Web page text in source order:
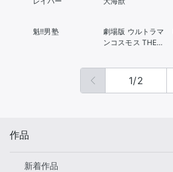
魁!!男塾
劇場版 ウルトラマ
ンコスモス THE
1/2
作品
新着作品